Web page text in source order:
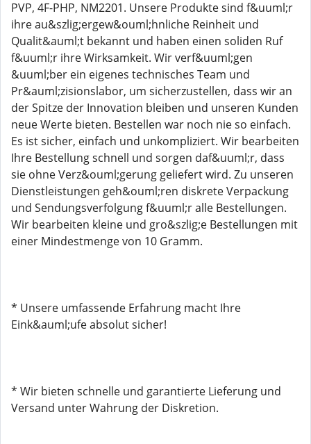
PVP, 4F-PHP, NM2201. Unsere Produkte sind f&uuml;r
ihre au&szlig;ergew&ouml;hnliche Reinheit und
Qualit&auml;t bekannt und haben einen soliden Ruf
f&uuml;r ihre Wirksamkeit. Wir verf&uuml;gen
&uuml;ber ein eigenes technisches Team und
Pr&auml;zisionslabor, um sicherzustellen, dass wir an
der Spitze der Innovation bleiben und unseren Kunden
neue Werte bieten. Bestellen war noch nie so einfach.
Es ist sicher, einfach und unkompliziert. Wir bearbeiten
Ihre Bestellung schnell und sorgen daf&uuml;r, dass
sie ohne Verz&ouml;gerung geliefert wird. Zu unseren
Dienstleistungen geh&ouml;ren diskrete Verpackung
und Sendungsverfolgung f&uuml;r alle Bestellungen.
Wir bearbeiten kleine und gro&szlig;e Bestellungen mit
einer Mindestmenge von 10 Gramm.
* Unsere umfassende Erfahrung macht Ihre
Eink&auml;ufe absolut sicher!
* Wir bieten schnelle und garantierte Lieferung und
Versand unter Wahrung der Diskretion.